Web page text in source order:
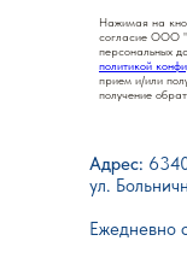
Адрес:
ул.
Ежедневно
Нажимая на
согласие ООО
персональных
политикой
прием и/или
получение